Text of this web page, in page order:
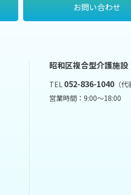
お問い合わせ
昭和区複合型介護施設
TEL 052-836-1040 （代
営業時間：9:00～18:00